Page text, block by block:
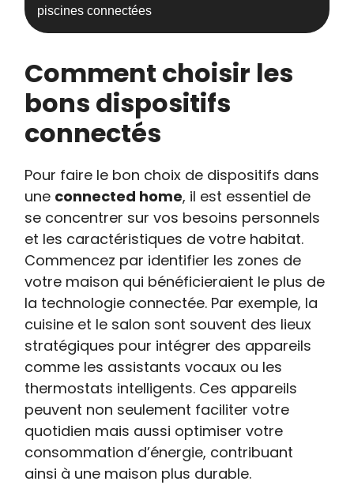
piscines connectées
Comment choisir les
bons dispositifs
connectés
Pour faire le bon choix de dispositifs dans
une connected home, il est essentiel de
se concentrer sur vos besoins personnels
et les caractéristiques de votre habitat.
Commencez par identifier les zones de
votre maison qui bénéficieraient le plus de
la technologie connectée. Par exemple, la
cuisine et le salon sont souvent des lieux
stratégiques pour intégrer des appareils
comme les assistants vocaux ou les
thermostats intelligents. Ces appareils
peuvent non seulement faciliter votre
quotidien mais aussi optimiser votre
consommation d’énergie, contribuant
ainsi à une maison plus durable.